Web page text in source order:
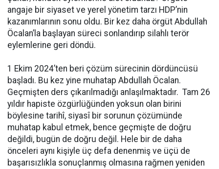
angaje bir siyaset ve yerel yönetim tarzı HDP’nin
kazanımlarının sonu oldu. Bir kez daha örgüt Abdullah
Öcalan’la başlayan süreci sonlandırıp silahlı terör
eylemlerine geri döndü.
1 Ekim 2024’ten beri çözüm sürecinin dördüncüsü
başladı. Bu kez yine muhatap Abdullah Öcalan.
Geçmişten ders çıkarılmadığı anlaşılmaktadır. Tam 26
yıldır hapiste özgürlüğünden yoksun olan birini
böylesine tarihî, siyasî bir sorunun çözümünde
muhatap kabul etmek, bence geçmişte de doğru
değildi, bugün de doğru değil. Hele bir de daha
önceleri aynı kişiyle üç defa denenmiş ve üçü de
başarısızlıkla sonuçlanmış olmasına rağmen yeniden